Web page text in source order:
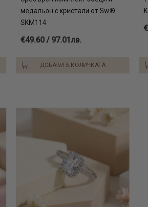
медальон с кристали от Sw®
SKM114
€49.60 / 97.01лв.
ДОБАВИ В КОЛИЧКАТА